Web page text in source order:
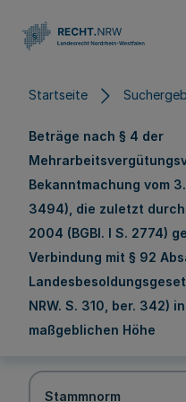
Startseite
Beträge nach § 4 der
Bekanntmachung vom
3494), die zuletzt
2004 (BGBl. I S. 2774)
Verbindung mit § 92
NRW. S. 310, ber. 342)
maßgeblichen Höhe
Stammnorm